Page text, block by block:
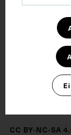
Schlagwörter
CC BY-NC-SA